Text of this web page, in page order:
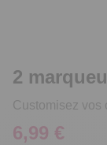
2
Customisez vos
6,99 €